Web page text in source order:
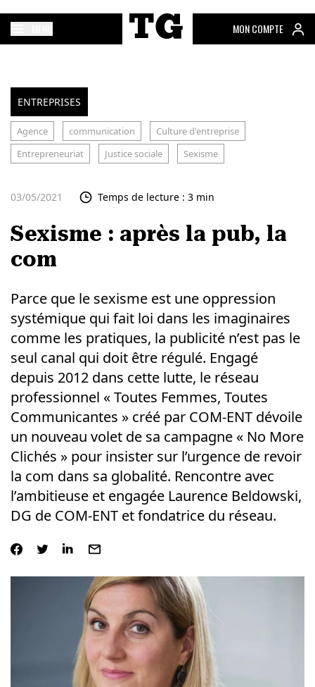
MON COMPTE
ENTREPRISES
Agence communication
Culture d'entreprise
Entrepreneuriat
Justice sociale Sexisme
03/05/2021 Temps de lecture : 3 min
Sexisme : après la pub, la
com
Parce que le sexisme est une oppression
systémique qui fait loi dans les imaginaires
comme les pratiques, la publicité n’est pas le
seul canal qui doit être régulé. Engagé
depuis 2012 dans cette lutte, le réseau
professionnel « Toutes Femmes, Toutes
Communicantes » créé par COM-ENT dévoile
un nouveau volet de sa campagne « No More
Clichés » pour insister sur l’urgence de revoir
la com dans sa globalité. Rencontre avec
l’ambitieuse et engagée Laurence Beldowski,
DG de COM-ENT et fondatrice du réseau.